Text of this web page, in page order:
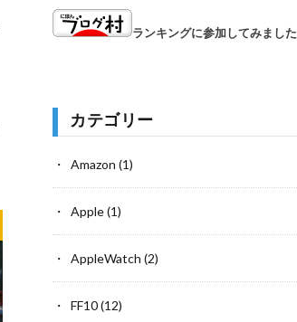
ランキングに参加してみました
カテゴリー
Amazon (1)
Apple(1)
AppleWatch (2)
FF10(12)